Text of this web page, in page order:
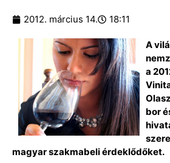
2012. március 14. 18:11
A
a
bor
magyar szakmabeli érdeklődőket.